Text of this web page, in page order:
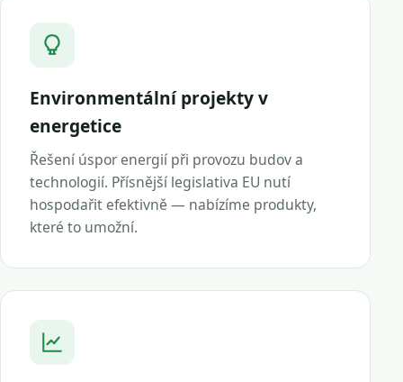
Environmentální projekty v
energetice
Řešení úspor energií při provozu budov a
technologií. Přísnější legislativa EU nutí
hospodařit efektivně — nabízíme produkty,
které to umožní.